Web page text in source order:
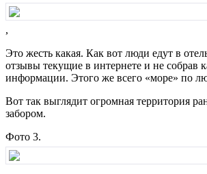
,
Это жесть какая. Как вот люди едут в
отзывы текущие в интернете и не собрав
информации. Этого же всего «море» по
Вот так выглядит огромная территория
забором.
Фото 3.